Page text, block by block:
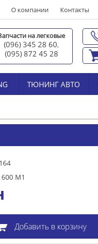
О компании Контакты
на легковые
(096) 345 28 60,
(095) 872 45 28
ТЮНИНГ АВТО
M1
Добавить в корзину